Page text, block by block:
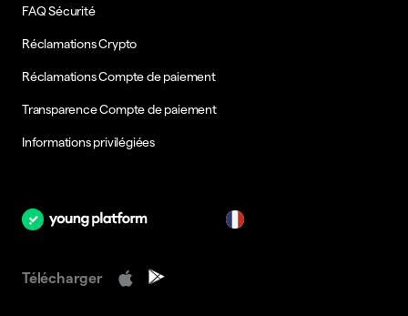
FAQ Sécurité
Réclamations Crypto
Réclamations Compte de paiement
Transparence Compte de paiement
Informations privilégiées
Télécharger